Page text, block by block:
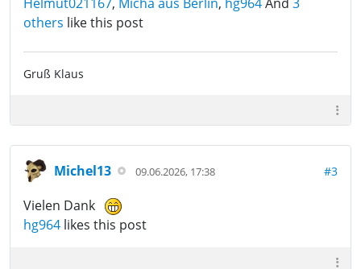
others like this post
Gruß Klaus
Michel13 09.06.2026, 17:38 #3
Vielen Dank
hg964 likes this post